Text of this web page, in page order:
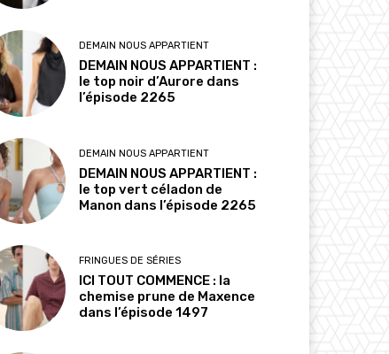
DEMAIN NOUS APPARTIENT
DEMAIN NOUS APPARTIENT :
le top noir d’Aurore dans
l’épisode 2265
DEMAIN NOUS APPARTIENT
DEMAIN NOUS APPARTIENT :
le top vert céladon de
Manon dans l’épisode 2265
FRINGUES DE SÉRIES
ICI TOUT COMMENCE : la
chemise prune de Maxence
dans l’épisode 1497